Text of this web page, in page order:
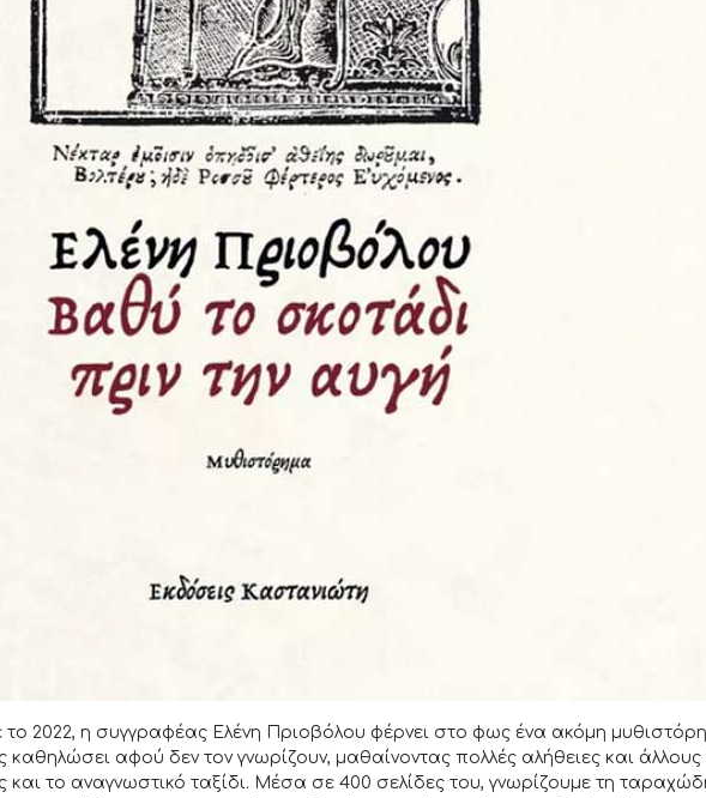
το 2022, η συγγραφέας Ελένη Πριοβόλου φέρνει στο φως ένα ακόμη
καθηλώσει αφού δεν τον γνωρίζουν, μαθαίνοντας πολλές αλήθειες και
το αναγνωστικό ταξίδι. Μέσα σε 400 σελίδες του, γνωρίζουμε τη